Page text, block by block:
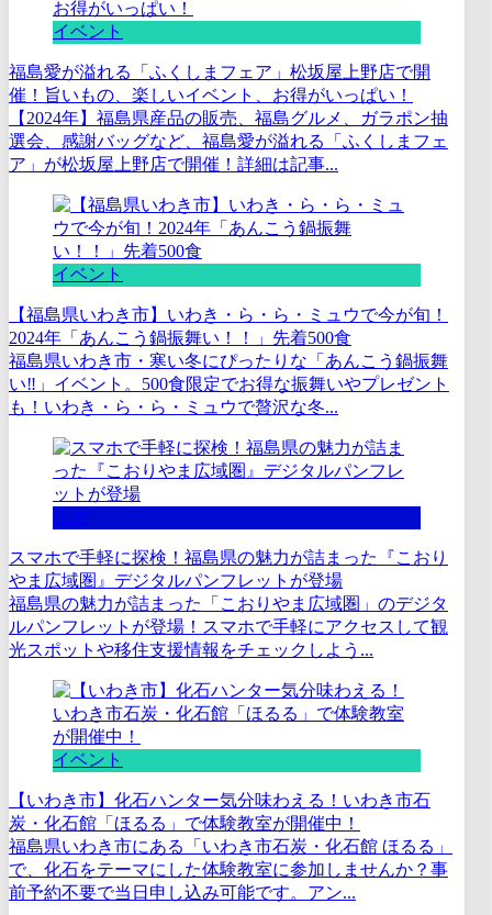
イベント
福島愛が溢れる「ふくしまフェア」松坂屋上野店で開
催！旨いもの、楽しいイベント、お得がいっぱい！
【2024年】福島県産品の販売、福島グルメ、ガラポン抽
選会、感謝バッグなど、福島愛が溢れる「ふくしまフェ
ア」が松坂屋上野店で開催！詳細は記事...
イベント
【福島県いわき市】いわき・ら・ら・ミュウで今が旬！
2024年「あんこう鍋振舞い！！」先着500食
福島県いわき市・寒い冬にぴったりな「あんこう鍋振舞
い‼」イベント。500食限定でお得な振舞いやプレゼント
も！いわき・ら・ら・ミュウで贅沢な冬...
体験
スマホで手軽に探検！福島県の魅力が詰まった『こおり
やま広域圏』デジタルパンフレットが登場
福島県の魅力が詰まった「こおりやま広域圏」のデジタ
ルパンフレットが登場！スマホで手軽にアクセスして観
光スポットや移住支援情報をチェックしよう...
イベント
【いわき市】化石ハンター気分味わえる！いわき市石
炭・化石館「ほるる」で体験教室が開催中！
福島県いわき市にある「いわき市石炭・化石館 ほるる」
で、化石をテーマにした体験教室に参加しませんか？事
前予約不要で当日申し込み可能です。アン...